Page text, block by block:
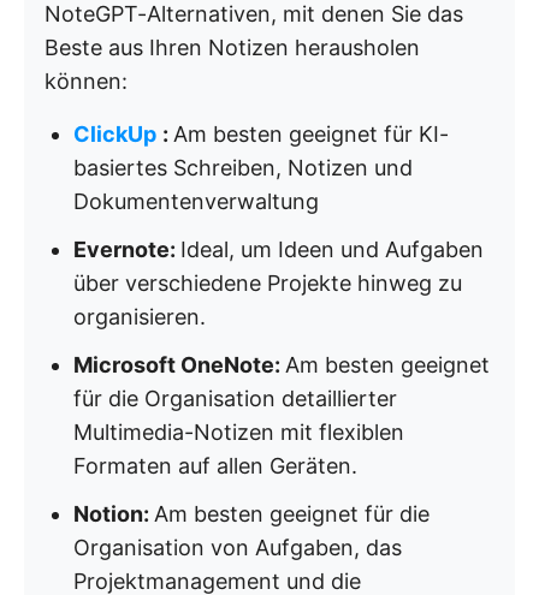
NoteGPT-Alternativen, mit denen Sie das
Beste aus Ihren Notizen herausholen
können:
ClickUp : Am besten geeignet für KI-
basiertes Schreiben, Notizen und
Dokumentenverwaltung
Evernote: Ideal, um Ideen und Aufgaben
über verschiedene Projekte hinweg zu
organisieren.
Microsoft OneNote: Am besten geeignet
für die Organisation detaillierter
Multimedia-Notizen mit flexiblen
Formaten auf allen Geräten.
Notion: Am besten geeignet für die
Organisation von Aufgaben, das
Projektmanagement und die